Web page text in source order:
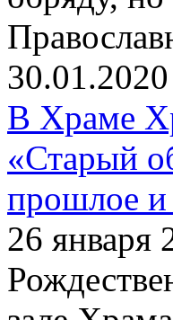
30.01.2020
В Храме
«Старый
прошлое и
26